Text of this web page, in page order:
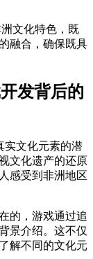
文化特色，既
融合，确保既具
发背后的
实文化元素的潜
文化遗产的还原
感受到非洲地区
的，游戏通过追
景介绍。这不仅
解不同的文化元